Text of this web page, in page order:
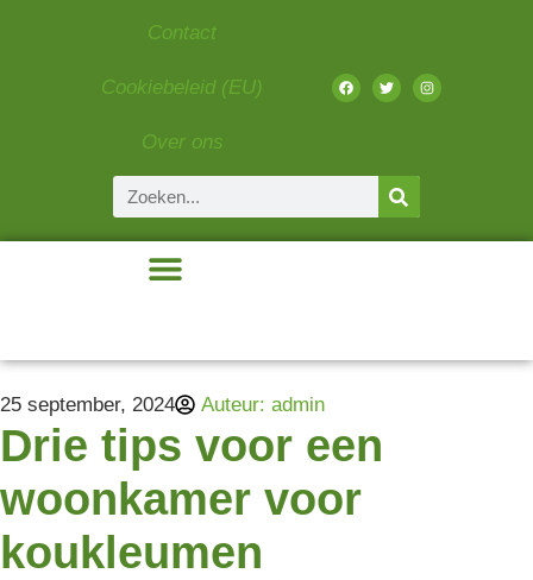
Contact
Cookiebeleid (EU)
Over ons
25 september, 2024 Auteur: admin
Drie tips voor een
woonkamer voor
koukleumen